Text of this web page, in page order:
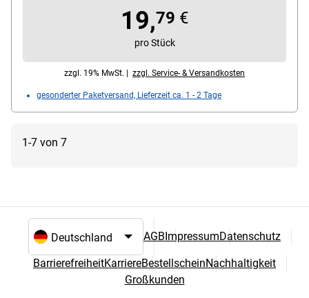
19,79 €
pro Stück
zzgl. 19% MwSt. | zzgl. Service- & Versandkosten
gesonderter Paketversand, Lieferzeit ca. 1 - 2 Tage
1-7 von 7
Sprach- und Landesauswahl
AGB ImpressumDatenschutz
BarrierefreiheitKarriereBestellscheinNachhaltigkeit
Großkunden